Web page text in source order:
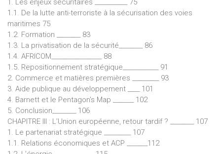
1.1. De la lutte anti-terroriste à la sécurisation des voies
maritimes 75
1.2. Formation ________ 83
1.3. La privatisation de la sécurité________ 86
1.4. AFRICOM_________________ 88
1.5. Repositionnement stratégique____________ 91
2. Commerce et matières premières _________ 93
3. Aide publique au développement ____ 101
4. Barnett et le Pentagon's Map _______ 102
5. Conclusion________ 106
CHAPITRE III : L’Union européenne, retour tardif ? ________ 107
1. Le partenariat stratégique _________ 107
1.1. Relations économiques et ACP _______112